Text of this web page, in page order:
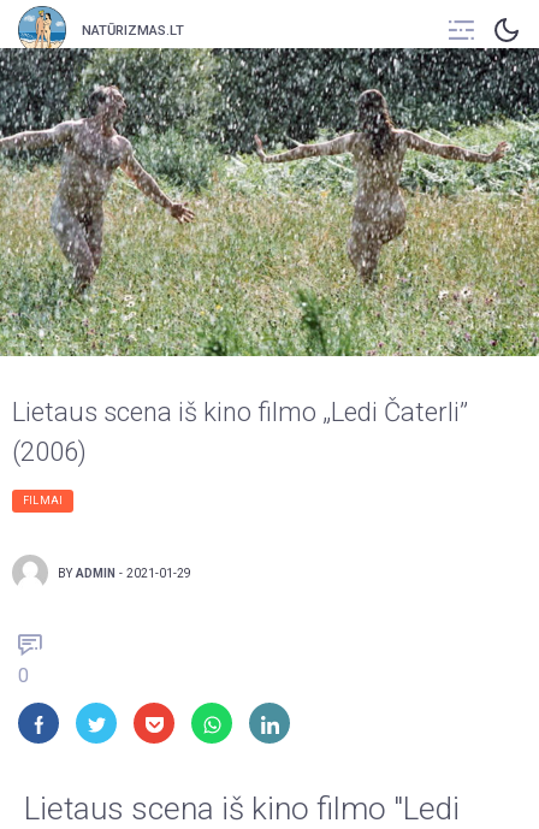
NATŪRIZMAS.LT
Lietaus scena iš kino filmo „Ledi Čaterli”
(2006)
FILMAI
BY ADMIN - 2021-01-29
0
Lietaus scena iš kino filmo "Ledi